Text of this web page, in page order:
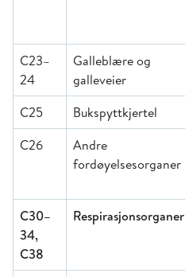
C23–
24
Galleblære og
galleveier
C25
Bukspyttkjertel
C26
Andre
fordøyelsesorganer
C30–
34,
C38
Respirasjonsorganer